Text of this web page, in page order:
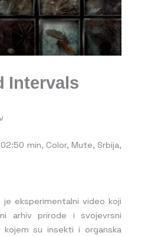
Intervals
min, Color, Mute, Srbija,
je eksperimentalni video koji
arhiv prirode i svojevrsni
kojem su insekti i organska